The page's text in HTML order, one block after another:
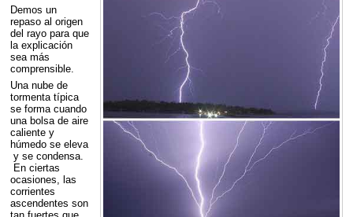
Demos un
repaso al origen
del rayo para que
la explicación
sea más
comprensible.
Una nube de
tormenta típica
se forma cuando
una bolsa de aire
caliente y
húmedo se eleva
y se condensa.
En ciertas
ocasiones, las
corrientes
ascendentes son